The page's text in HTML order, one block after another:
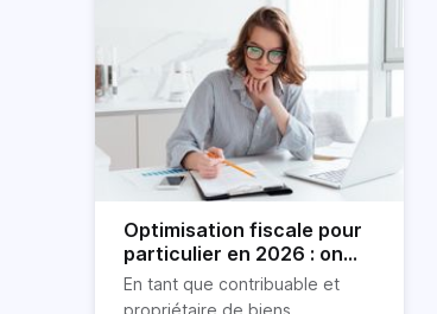
Optimisation fiscale pour
particulier en 2026 : on
vous explique tout
En tant que contribuable et